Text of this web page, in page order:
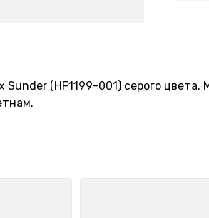
Sunder (HF1199-001) серого